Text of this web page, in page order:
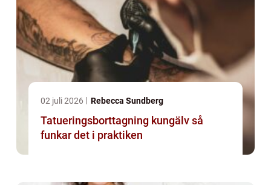
02 juli 2026 Rebecca Sundberg
Tatueringsborttagning kungälv så
funkar det i praktiken